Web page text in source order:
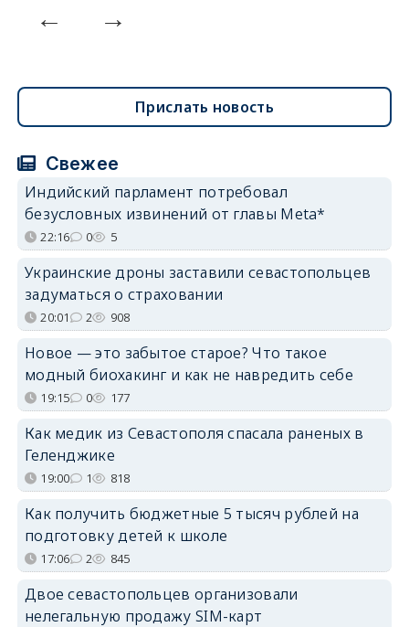
Прислать новость
Свежее
Индийский парламент потребовал
безусловных извинений от главы Meta*
22:16 0 5
Украинские дроны заставили севастопольцев
задуматься о страховании
20:01 2 908
Новое — это забытое старое? Что такое
модный биохакинг и как не навредить себе
19:15 0 177
Как медик из Севастополя спасала раненых в
Геленджике
19:00 1 818
Как получить бюджетные 5 тысяч рублей на
подготовку детей к школе
17:06 2 845
Двое севастопольцев организовали
нелегальную продажу SIM-карт